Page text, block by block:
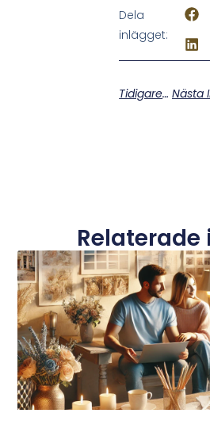
Dela
inlägget:
Tidigare Inlägg
Relaterade